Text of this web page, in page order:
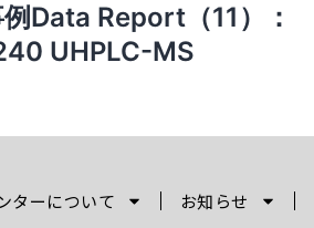
Data Report（11）：
UHPLC-MS
ターについて お知らせ